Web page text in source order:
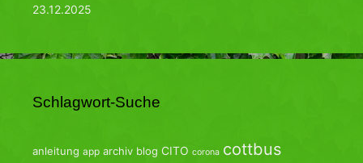
23.12.2025
Schlagwort-Suche
anleitung app archiv blog CITO corona cottbus